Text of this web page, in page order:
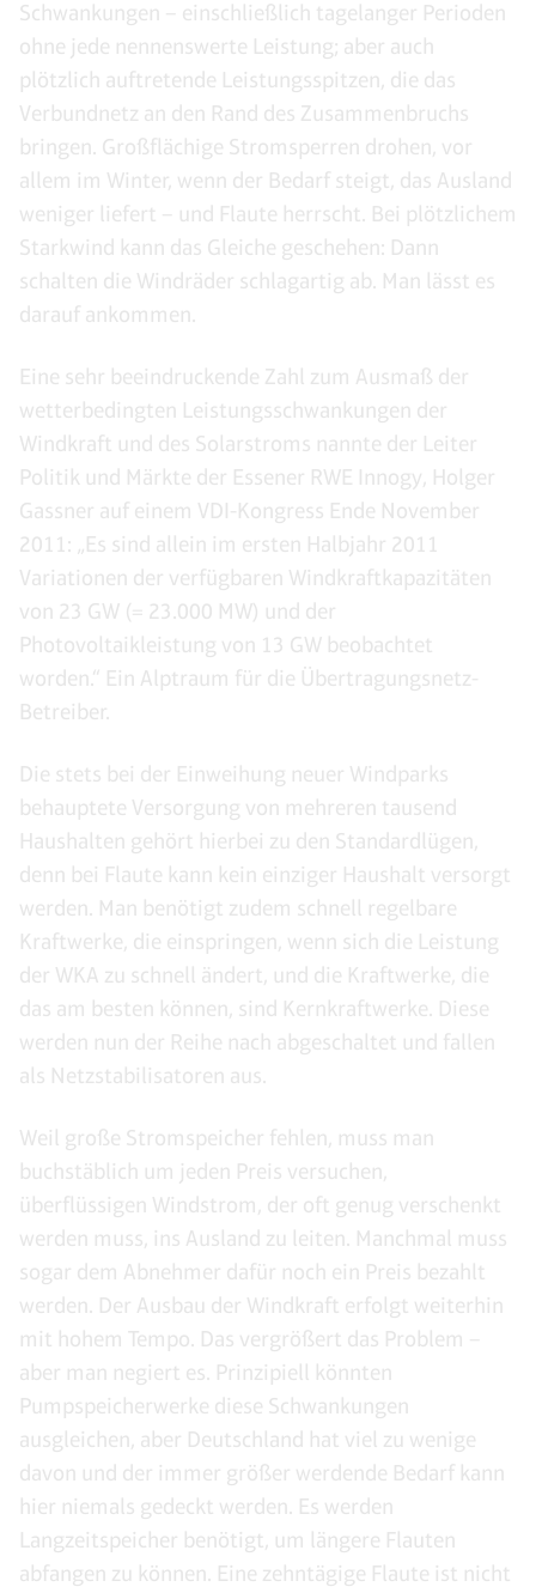
Schwankungen – einschließlich tagelanger Perioden
ohne jede nennenswerte Leistung; aber auch
plötzlich auftretende Leistungsspitzen, die das
Verbundnetz an den Rand des Zusammenbruchs
bringen. Großflächige Stromsperren drohen, vor
allem im Winter, wenn der Bedarf steigt, das Ausland
weniger liefert – und Flaute herrscht. Bei plötzlichem
Starkwind kann das Gleiche geschehen: Dann
schalten die Windräder schlagartig ab. Man lässt es
darauf ankommen.
Eine sehr beeindruckende Zahl zum Ausmaß der
wetterbedingten Leistungsschwankungen der
Windkraft und des Solarstroms nannte der Leiter
Politik und Märkte der Essener RWE Innogy, Holger
Gassner auf einem VDI-Kongress Ende November
2011: „Es sind allein im ersten Halbjahr 2011
Variationen der verfügbaren Windkraftkapazitäten
von 23 GW (= 23.000 MW) und der
Photovoltaikleistung von 13 GW beobachtet
worden.“ Ein Alptraum für die Übertragungsnetz-
Betreiber.
Die stets bei der Einweihung neuer Windparks
behauptete Versorgung von mehreren tausend
Haushalten gehört hierbei zu den Standardlügen,
denn bei Flaute kann kein einziger Haushalt versorgt
werden. Man benötigt zudem schnell regelbare
Kraftwerke, die einspringen, wenn sich die Leistung
der WKA zu schnell ändert, und die Kraftwerke, die
das am besten können, sind Kernkraftwerke. Diese
werden nun der Reihe nach abgeschaltet und fallen
als Netzstabilisatoren aus.
Weil große Stromspeicher fehlen, muss man
buchstäblich um jeden Preis versuchen,
überflüssigen Windstrom, der oft genug verschenkt
werden muss, ins Ausland zu leiten. Manchmal muss
sogar dem Abnehmer dafür noch ein Preis bezahlt
werden. Der Ausbau der Windkraft erfolgt weiterhin
mit hohem Tempo. Das vergrößert das Problem –
aber man negiert es. Prinzipiell könnten
Pumpspeicherwerke diese Schwankungen
ausgleichen, aber Deutschland hat viel zu wenige
davon und der immer größer werdende Bedarf kann
hier niemals gedeckt werden. Es werden
Langzeitspeicher benötigt, um längere Flauten
abfangen zu können. Eine zehntägige Flaute ist nicht